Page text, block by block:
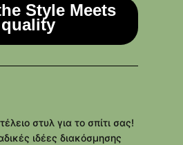
Style Meets
quality
στυλ για το σπίτι σας!
ιδέες διακόσμησης